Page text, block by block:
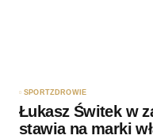
SPORTZDROWIE
Łukasz Świtek w
stawia na marki